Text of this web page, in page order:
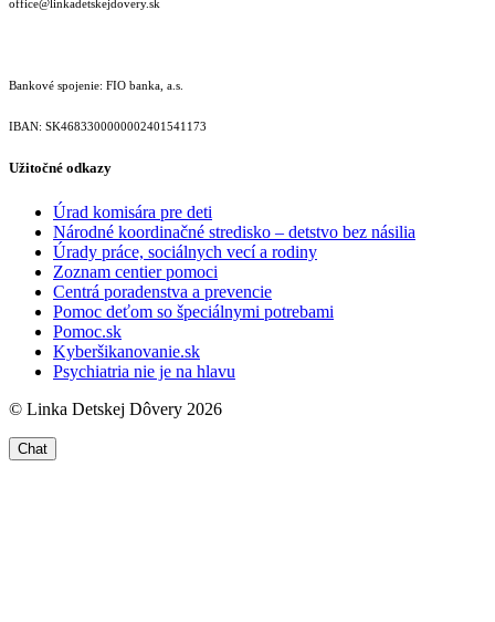
office@linkadetskejdovery.sk
Bankové spojenie: FIO banka, a.s.
IBAN: SK46833000000­02401541173
Užitočné odkazy
Úrad komisára pre deti
Národné koordinačné stredisko – detstvo bez násilia
Úrady práce, sociálnych vecí a rodiny
Zoznam centier pomoci
Centrá poradenstva a prevencie
Pomoc deťom so špeciálnymi potrebami
Pomoc.sk
Kyberšikanovanie.sk
Psychiatria nie je na hlavu
© Linka Detskej Dôvery 2026